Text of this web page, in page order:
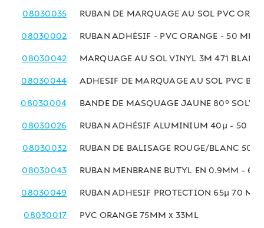
08030035 RUBAN DE MARQUAGE AU SOL PVC
08030002 RUBAN ADHÉSIF - PVC ORANGE - 50 MM
08030042 MARQUAGE AU SOL VINYL 3M 471
08030044 ADHESIF DE MARQUAGE AU SOL PVC
08030004 BANDE DE MASQUAGE JAUNE 80°
08030026 RUBAN ADHÉSIF ALUMINIUM 40µ - 50
08030032 RUBAN DE BALISAGE ROUGE/BLANC 50
08030043 RUBAN MENBRANE BUTYL EN 0.9MM -
08030049 RUBAN ADHESIF PROTECTION 65µ 70
08030017 PVC ORANGE 75MM x 33ML